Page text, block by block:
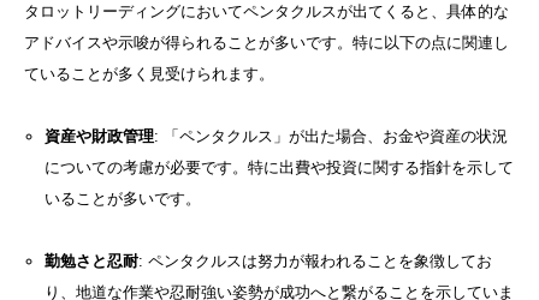
タロットリーディングにおいてペンタクルスが出てくると、具体的な
アドバイスや示唆が得られることが多いです。特に以下の点に関連し
ていることが多く見受けられます。
資産や財政管理: 「ペンタクルス」が出た場合、お金や資産の状況
についての考慮が必要です。特に出費や投資に関する指針を示して
いることが多いです。
勤勉さと忍耐: ペンタクルスは努力が報われることを象徴してお
り、地道な作業や忍耐強い姿勢が成功へと繋がることを示していま